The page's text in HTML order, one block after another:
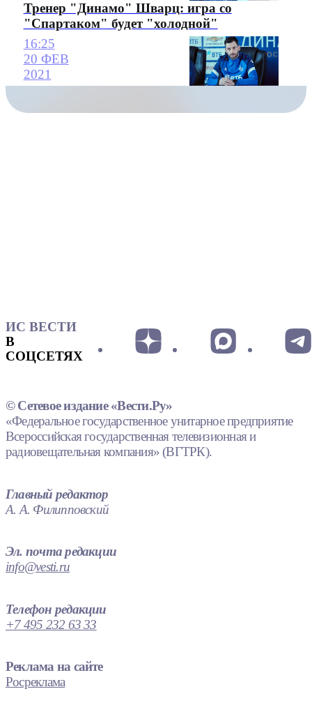
Тренер "Динамо" Шварц: игра со
"Спартаком" будет "холодной"
16:25
20 ФЕВ
2021
ИС ВЕСТИ
В
СОЦСЕТЯХ
© Сетевое издание «Вести.Ру»
«Федеральное государственное унитарное предприятие
Всероссийская государственная телевизионная и
радиовещательная компания» (ВГТРК).
Главный редактор
А. А. Филипповский
Эл. почта редакции
info@vesti.ru
Телефон редакции
+7 495 232 63 33
Реклама на сайте
Росреклама